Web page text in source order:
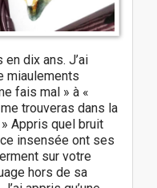
dix ans. J’ai
miaulements
fais mal » à «
trouveras dans la
Appris quel bruit
insensée ont ses
sur votre
hors de sa